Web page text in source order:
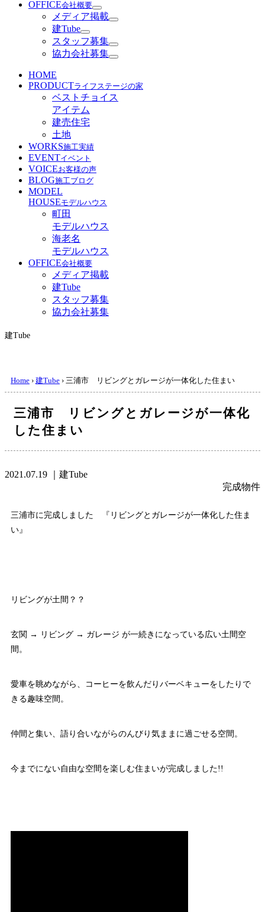
OFFICE会社概要
メディア掲載
建Tube
スタッフ募集
協力会社募集
HOME
PRODUCTライフステージの家
ベストチョイス
アイテム
建売住宅
土地
WORKS施工実績
EVENTイベント
VOICEお客様の声
BLOG施工ブログ
MODEL
HOUSEモデルハウス
町田
モデルハウス
海老名
モデルハウス
OFFICE会社概要
メディア掲載
建Tube
スタッフ募集
協力会社募集
建Tube
Home › 建Tube › 三浦市 リビングとガレージが一体化した住まい
三浦市 リビングとガレージが一体化
した住まい
2021.07.19
｜建Tube
完成物件
三浦市に完成しました 『リビングとガレージが一体化した住ま
い』
リビングが土間？？
玄関 → リビング → ガレージ が一続きになっている広い土間空
間。
愛車を眺めながら、コーヒーを飲んだりバーベキューをしたりで
きる趣味空間。
仲間と集い、語り合いながらのんびり気ままに過ごせる空間。
今までにない自由な空間を楽しむ住まいが完成しました!!